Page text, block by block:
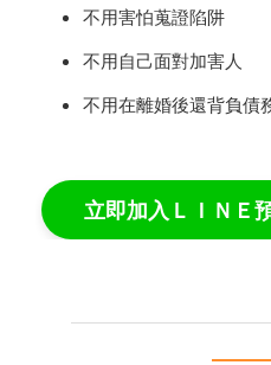
不用害怕蒐證陷阱
不用自己面對加害人
不用在離婚後還背負債
立即加入ＬＩＮＥ